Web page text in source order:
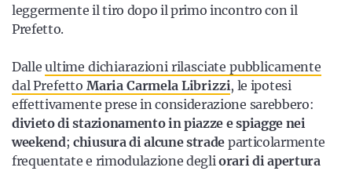
leggermente il tiro dopo il primo incontro con il
Prefetto.
Dalleultime dichiarazioni rilasciate pubblicamente
dal Prefetto Maria Carmela Librizzi, le ipotesi
effettivamente prese in considerazione sarebbero:
divieto di stazionamento in piazze e spiagge nei
weekend; chiusura di alcune strade particolarmente
frequentate e rimodulazione degliorari di apertura